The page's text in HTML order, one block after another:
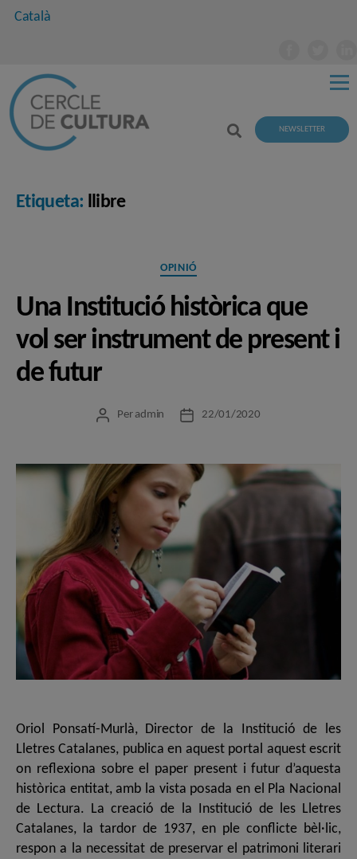
Català
NEWSLETTER
Etiqueta: llibre
Categories
OPINIÓ
Una Institució històrica que
vol ser instrument de present i
de futur
Autor
Per admin
Data22/01/2020
Oriol Ponsatí-Murlà, Director de la Institució de les
Lletres Catalanes, publica en aquest portal aquest escrit
on reflexiona sobre el paper present i futur d’aquesta
històrica entitat, amb la vista posada en el Pla Nacional
de Lectura. La creació de la Institució de les Lletres
Catalanes, la tardor de 1937, en ple conflicte bèl·lic,
respon a la necessitat de preservar el patrimoni literari